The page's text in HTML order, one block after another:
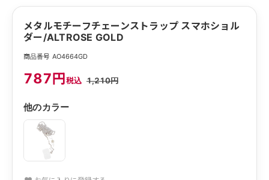
メタルモチーフチェーンストラップ スマホショル
ダー/ALTROSE GOLD
商品番号 AO4664GD
787円税込 1,210円
他のカラー